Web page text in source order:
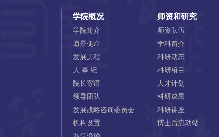
学院概况
学院简介
愿景使命
发展历程
大 事 纪
院长寄语
领导团队
发展战略咨询委员会
机构设置
师资和研究
师资队伍
学科简介
科研动态
科研项目
人才计划
科研成果
科研讲座
博士后流动站